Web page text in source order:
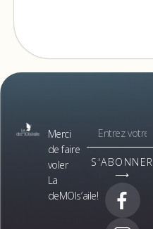
Merci
de faire
voler
La
deMOIs’aile!
S'ABONNER
⟶